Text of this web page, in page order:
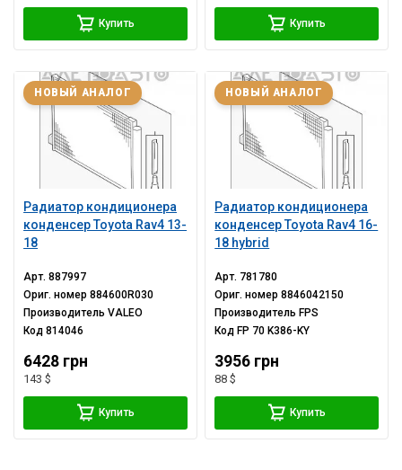
Купить Купить
Радиатор кондиционера
конденсер Toyota Rav4 13-
18
НОВЫЙ АНАЛОГ
Арт.887997
Ориг. номер884600R030
ПроизводительVALEO
Код814046
6428 грн
143 $
Купить
Радиатор кондиционера
конденсер Toyota Rav4 16-
18 hybrid
НОВЫЙ АНАЛОГ
Арт. 781780
Ориг. номер8846042150
Производитель FPS
Код FP 70 K386-KY
3956 грн
88 $
Купить